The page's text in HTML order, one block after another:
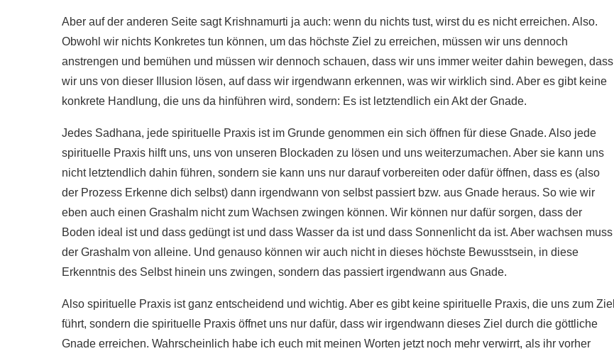
Aber auf der anderen Seite sagt Krishnamurti ja auch: wenn du nichts tust, wirst du es nicht erreichen. Also.
Obwohl wir nichts Konkretes tun können, um das höchste Ziel zu erreichen, müssen wir uns dennoch
anstrengen und bemühen und müssen wir dennoch schauen, dass wir uns immer weiter dahin bewegen, dass
wir uns von dieser Illusion lösen, auf dass wir irgendwann erkennen, was wir wirklich sind. Aber es gibt keine
konkrete Handlung, die uns da hinführen wird, sondern: Es ist letztendlich ein Akt der Gnade.
Jedes Sadhana, jede spirituelle Praxis ist im Grunde genommen ein sich öffnen für diese Gnade. Also jede
spirituelle Praxis hilft uns, uns von unseren Blockaden zu lösen und uns weiterzumachen. Aber sie kann uns
nicht letztendlich dahin führen, sondern sie kann uns nur darauf vorbereiten oder dafür öffnen, dass es (also
der Prozess Erkenne dich selbst) dann irgendwann von selbst passiert bzw. aus Gnade heraus. So wie wir
eben auch einen Grashalm nicht zum Wachsen zwingen können. Wir können nur dafür sorgen, dass der
Boden ideal ist und dass gedüngt ist und dass Wasser da ist und dass Sonnenlicht da ist. Aber wachsen muss
der Grashalm von alleine. Und genauso können wir auch nicht in dieses höchste Bewusstsein, in diese
Erkenntnis des Selbst hinein uns zwingen, sondern das passiert irgendwann aus Gnade.
Also spirituelle Praxis ist ganz entscheidend und wichtig. Aber es gibt keine spirituelle Praxis, die uns zum Ziel
führt, sondern die spirituelle Praxis öffnet uns nur dafür, dass wir irgendwann dieses Ziel durch die göttliche
Gnade erreichen. Wahrscheinlich habe ich euch mit meinen Worten jetzt noch mehr verwirrt, als ihr vorher